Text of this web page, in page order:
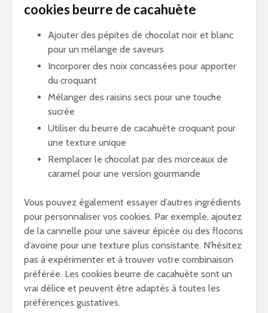
cookies beurre de cacahuète
Ajouter des pépites de chocolat noir et blanc
pour un mélange de saveurs
Incorporer des noix concassées pour apporter
du croquant
Mélanger des raisins secs pour une touche
sucrée
Utiliser du beurre de cacahuète croquant pour
une texture unique
Remplacer le chocolat par des morceaux de
caramel pour une version gourmande
Vous pouvez également essayer d’autres ingrédients
pour personnaliser vos cookies. Par exemple, ajoutez
de la cannelle pour une saveur épicée ou des flocons
d’avoine pour une texture plus consistante. N’hésitez
pas à expérimenter et à trouver votre combinaison
préférée. Les cookies beurre de cacahuète sont un
vrai délice et peuvent être adaptés à toutes les
préférences gustatives.